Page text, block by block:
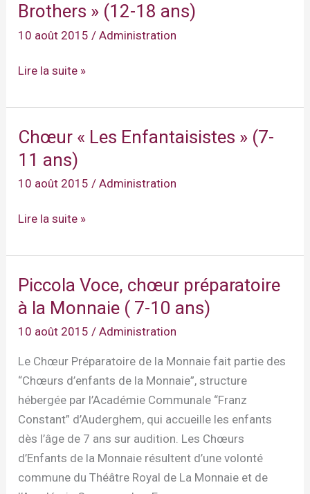
Brothers » (12-18 ans)
10 août 2015 /Administration
Chœur
Singing
Sisters
&
Brothers »
(12-
ans)
Lire la suite »
Chœur « Les Enfantaisistes » (7-
11 ans)
10 août 2015 /Administration
Chœur
Enfantaisistes »
(7-
11
ans)
Lire la suite »
Piccola Voce, chœur préparatoire
à la Monnaie ( 7-10 ans)
10 août 2015/Administration
Le Chœur Préparatoire de la Monnaie fait partie des
“Chœurs d’enfants de la Monnaie”, structure
hébergée par l’Académie Communale “Franz
Constant” d’Auderghem, qui accueille les enfants
dès l’âge de 7 ans sur audition. Les Chœurs
d’Enfants de la Monnaie résultent d’une volonté
commune du Théâtre Royal de La Monnaie et de